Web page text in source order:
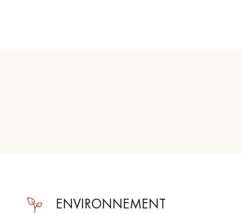
ENVIRONNEMENT